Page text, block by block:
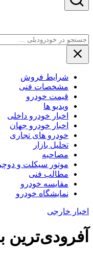
شرایط فروش
مشخصات فنی
قیمت خودرو
ویدیو ها
اخبار خودرو داخلی
اخبار خودرو جهان
خودرو های تجاری
تحلیل بازار
مصاحبه
موتور سیکلت و
مطالب فنی
مقایسه خودرو
نمایشگاه خودرو
اخبار خارجی
آفرودی‌ترین